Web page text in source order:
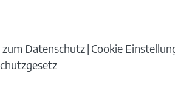
Datenschutz Cookie